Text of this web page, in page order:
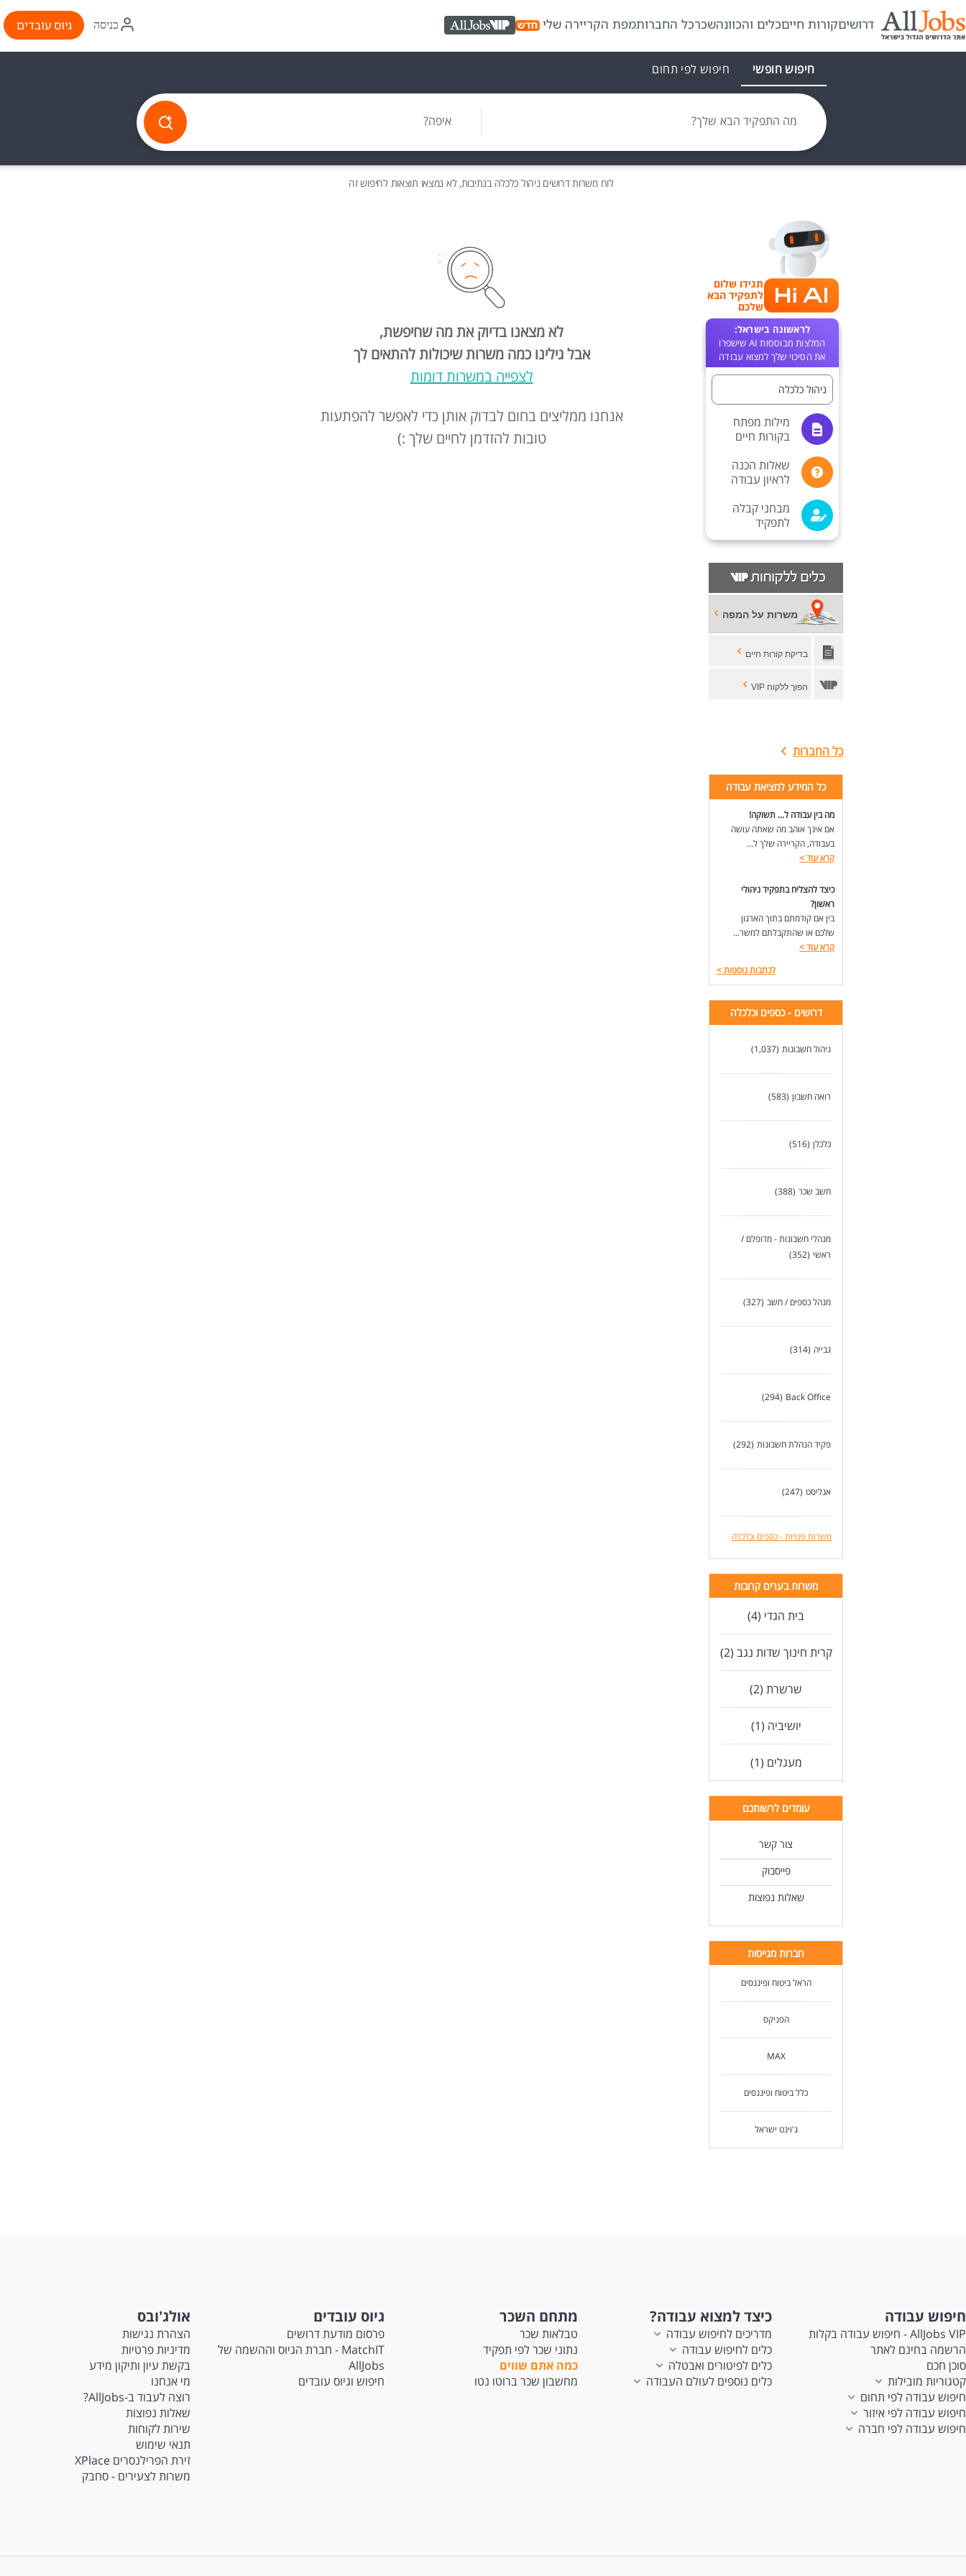
דרושיםקורות חייםכלים והכוונהשכרכל החברותמפת הקריירה שלי AllJobs VIP
איקון
התחברות
כניסה גיוס עובדים
חיפוש חופשי חיפוש לפי תחום
מה התפקיד הבא שלך? איפה?
לוח משרותדרושים ניהול כלכלה בנתיבות, לא נמצאו תוצאות לחיפוש זה
תגידו שלום
לתפקיד הבא
שלכם
לראשונה בישראל:
המלצות מבוססות AI שישפרו
את הסיכוי שלך למצוא עבודה
ניהול כלכלה
מילות מפתח
בקורות חיים
שאלות הכנה
לראיון עבודה
מבחני קבלה
לתפקיד
משרות על המפה
בדיקת קורות חיים
הפוך ללקוח VIP
כל החברות
כל המידע למציאת עבודה
מה בין עבודה ל... תשוקה!
אם אינך אוהב מה שאתה עושה
בעבודה, הקריירה שלך ל...
קרא עוד>
כיצד להצליח בתפקיד ניהולי
ראשון?
בין אם קודמתם בתוך הארגון
שלכם או שהתקבלתם למשר...
קרא עוד>
לכתבות נוספות>
דרושים - כספים וכלכלה
ניהול חשבונות (1,037)
רואה חשבון (583)
כלכלן (516)
חשב שכר (388)
מנהלי חשבונות - מדופלם /
ראשי (352)
מנהל כספים / חשב (327)
גבייה (314)
Back Office
(294)
פקיד הנהלת חשבונות (292)
אנליסט (247)
משרות פנויות - כספים וכלכלה
משרות בערים קרובות
בית הגדי (4)
קרית חינוך שדות נגב (2)
שרשרת (2)
יושיביה (1)
מעגלים (1)
עומדים לרשותכם
צור קשר
פייסבוק
שאלות נפוצות
חברות מגייסות
הראל ביטוח ופיננסים
הפניקס
MAX
כלל ביטוח ופיננסים
ג'וינט ישראל
לא מצאנו בדיוק את מה שחיפשת,
אבל גילינו כמה משרות שיכולות להתאים לך
לצפייה במשרות דומות
אנחנו ממליצים בחום לבדוק אותן כדי לאפשר להפתעות
טובות להזדמן לחיים שלך :)
חיפוש עבודה
AllJobs VIP - חיפוש עבודה בקלות
הרשמה בחינם לאתר
סוכן חכם
קטגוריות מובילות
חיפוש עבודה לפי תחום
חיפוש עבודה לפי איזור
חיפוש עבודה לפי חברה
כיצד למצוא עבודה?
מדריכים לחיפוש עבודה
כלים לחיפוש עבודה
כלים לפיטורים ואבטלה
כלים נוספים לעולם העבודה
מתחם השכר
טבלאות שכר
נתוני שכר לפי תפקיד
כמה אתם שווים
מחשבון שכר ברוטו נטו
גיוס עובדים
פרסום מודעת דרושים
MatchIT - חברת הגיוס וההשמה של
AllJobs
חיפוש וגיוס עובדים
אולג'ובס
הצהרת נגישות
מדיניות פרטיות
בקשת עיון ותיקון מידע
מי אנחנו
רוצה לעבוד ב-AllJobs?
שאלות נפוצות
שירות לקוחות
תנאי שימוש
זירת הפרילנסרים XPlace
משרות לצעירים - סחבק